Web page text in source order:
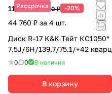
Рассрочка
11 190 ₽13 990 ₽ -20%
44 760 ₽ за 4 шт.
Диск R-17 K&K Тейт КС1050*
7.5J/6H/139,7/75.1/+42 кварц
0 0 В наличии
В корзину